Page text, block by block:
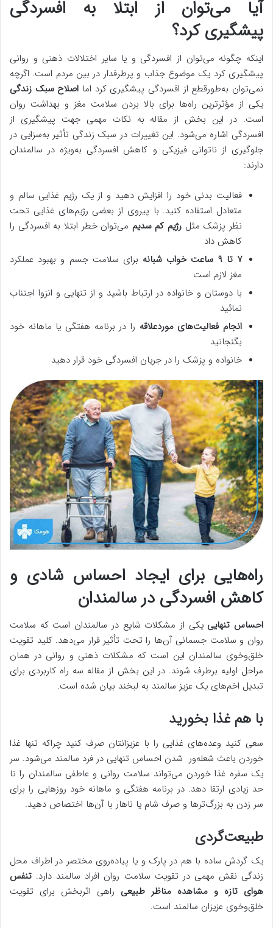
آیا می‌توان از ابتلا به افسردگی
پیشگیری کرد؟
اینکه چگونه می‌توان از افسردگی و یا سایر اختلالات ذهنی و روانی
پیشگیری کرد یک موضوع جذاب و پرطرفدار در بین مردم است. اگرچه
نمی‌توان به‌طورقطع از افسردگی پیشگیری کرد اما اصلاح سبک زندگی
یکی از مؤثرترین راه‌ها برای بالا بردن سلامت مغز و بهداشت روان
است. در این بخش از مقاله به نکات مهمی جهت پیشگیری از
افسردگی اشاره می‌شود. این تغییرات در سبک زندگی تأثیر به‌سزایی در
جلوگیری از ناتوانی فیزیکی و کاهش افسردگی به‌ویژه در سالمندان
دارند:
فعالیت بدنی خود را افزایش دهید و از یک رژیم غذایی سالم و
متعادل استفاده کنید. با پیروی از بعضی رژیم‌های غذایی تحت
نظر پزشک مثل رژیم کم سدیم می‌توان خطر ابتلا به افسردگی را
کاهش داد
۷ تا ۹ ساعت خواب شبانه
برای سلامت جسم و بهبود عملکرد
مغز لازم است
با دوستان و خانواده در ارتباط باشید و از تنهایی و انزوا اجتناب
نمائید
انجام فعالیت‌های موردعلاقه را در برنامه هفتگی یا ماهانه خود
بگنجانید
خانواده و پزشک را در جریان افسردگی خود قرار دهید
راه‌هایی برای ایجاد احساس شادی و
کاهش افسردگی در سالمندان
احساس تنهایی یکی از مشکلات شایع در سالمندان است که سلامت
روان و سلامت جسمانی آن‌ها را تحت تأثیر قرار می‌دهد. کلید تقویت
خلق‌وخوی سالمندان این است که مشکلات ذهنی و روانی در همان
مراحل اولیه برطرف شوند. در این بخش از مقاله سه راه کاربردی برای
تبدیل اخم‌های یک عزیز سالمند به لبخند بیان شده است.
با هم غذا بخورید
سعی کنید وعده‌های غذایی را با عزیزانتان صرف کنید چراکه تنها غذا
خوردن باعث شعله‌ور شدن احساس تنهایی در فرد سالمند می‌شود. سر
یک سفره غذا خوردن می‌تواند سلامت روانی و عاطفی سالمندان را تا
حد زیادی ارتقا دهد. در برنامه هفتگی و ماهانه خود روزهایی را برای
سر زدن به بزرگ‌ترها و صرف شام یا ناهار با آن‌ها اختصاص دهید.
طبیعت‌گردی
یک گردش ساده با هم در پارک و یا پیاده‌روی مختصر در اطراف محل
زندگی نقش مهمی در تقویت سلامت روان افراد سالمند دارد. تنفس
هوای تازه و مشاهده مناظر طبیعی راهی اثربخش برای تقویت
خلق‌وخوی عزیزان سالمند است.